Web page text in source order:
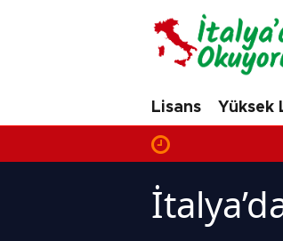
Lisans Yüksek
Napoli